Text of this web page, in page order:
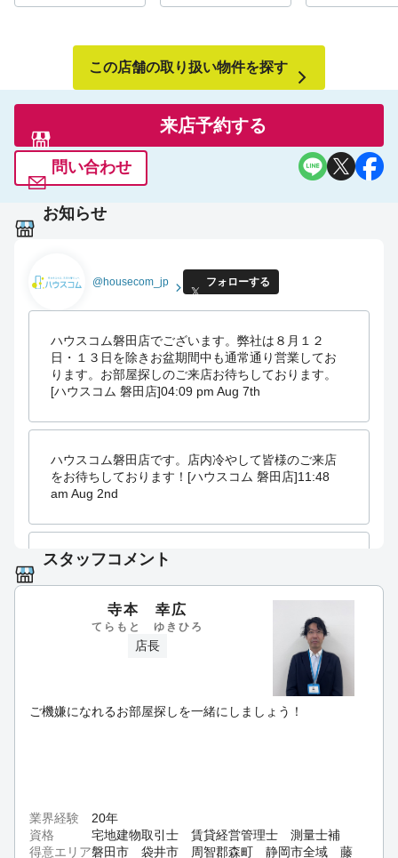
この店舗の取り扱い物件を探す
来店予約する
問い合わせ
お知らせ
@housecom_jp フォローする
ハウスコム磐田店でございます。弊社は８月１２
日・１３日を除きお盆期間中も通常通り営業してお
ります。お部屋探しのご来店お待ちしております。
[ハウスコム 磐田店]04:09 pm Aug 7th
ハウスコム磐田店です。店内冷やして皆様のご来店
をお待ちしております！[ハウスコム 磐田店]11:48
am Aug 2nd
ハウスコム磐田店でございます。暑い日が続きます
06:31 pm Jul 31st
ハウスコム磐田店でございます。本日１８時まで営
業しております！明日と明後日は定休日となりま
す。宜しくお願い致します。[ハウスコム 磐田
ます。お問い合わせやご相談お待ちしております。
[ハウスコム 磐田店]01:42 pm Jul 24th
スタッフコメント
寺本 幸広
てらもと ゆきひろ
店長
ご機嫌になれるお部屋探しを一緒にしましょう！
業界経験
20年
資格
宅地建物取引士 賃貸経営管理士 測量士補
得意エリア磐田市 袋井市 周智郡森町 静岡市全域 藤